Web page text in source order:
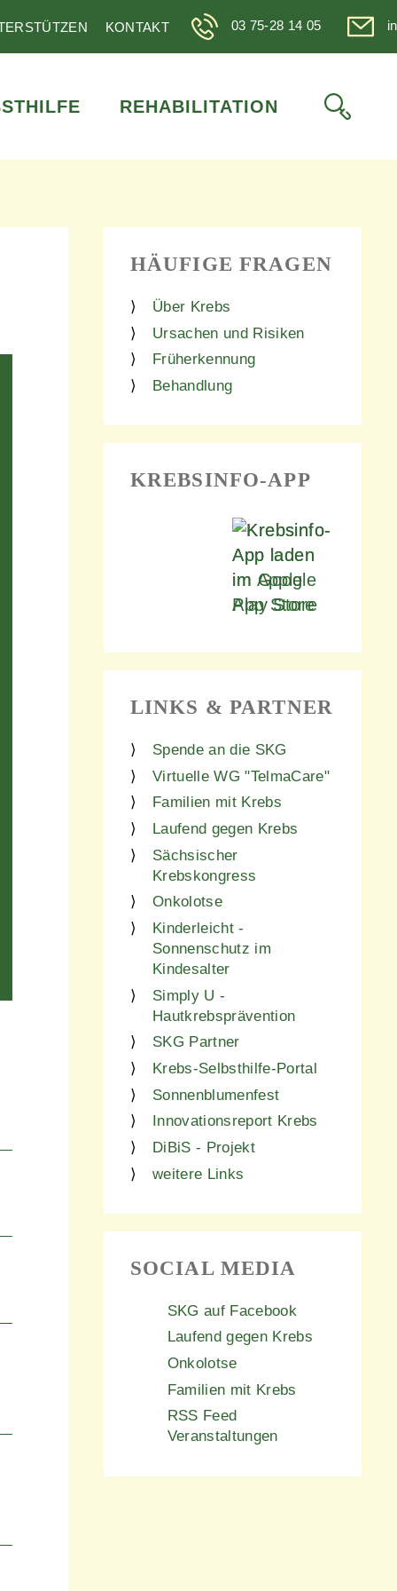
KONTAKT 03 75-28 14 05
REHABILITATION
HÄUFIGE FRAGEN
Über Krebs
Ursachen und Risiken
Früherkennung
Behandlung
KREBSINFO-APP
LINKS & PARTNER
Spende an die SKG
Virtuelle WG "TelmaCare"
Familien mit Krebs
Laufend gegen Krebs
Sächsischer
Krebskongress
Onkolotse
Kinderleicht -
Sonnenschutz im
Kindesalter
Simply U -
Hautkrebsprävention
SKG Partner
Krebs-Selbsthilfe-Portal
Sonnenblumenfest
Innovationsreport Krebs
DiBiS - Projekt
weitere Links
SOCIAL MEDIA
SKG auf Facebook
Laufend gegen Krebs
Onkolotse
Familien mit Krebs
RSS Feed
Veranstaltungen